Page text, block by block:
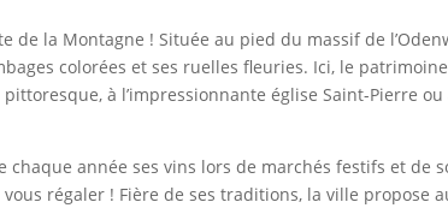
de la Montagne ! Située au pied du massif de
colorées et ses ruelles fleuries. Ici, le
à l’impressionnante église Saint-Pierre
année ses vins lors de marchés festifs et de
régaler ! Fière de ses traditions, la ville propose